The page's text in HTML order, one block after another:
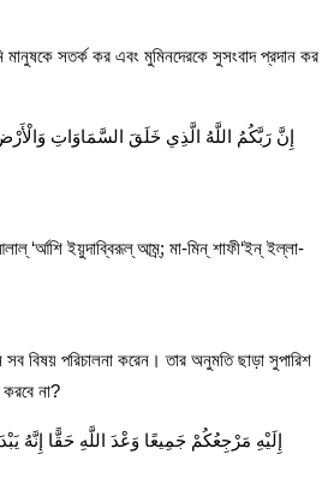
সতর্ক কর এবং মুমিনদেরকে সুসংবাদ প্রদান কর
إِنَّ رَبَّكُمُ اللَّهُ الَّذِي خَلَقَ السَّمَاوَاتِ
‘র্আশি ইয়ুদাব্বিরূল্ আম্র্; মা-মিন্ শাফী‘ইন্ ইল্লা-
বিষয় পরিচালনা করেন। তার অনুমতি ছাড়া সুপারিশ
না?
إِلَيْهِ مَرْجِعُكُمْ جَمِيعًا وَعْدَ اللَّهِ حَقًّا إِنَّهُ